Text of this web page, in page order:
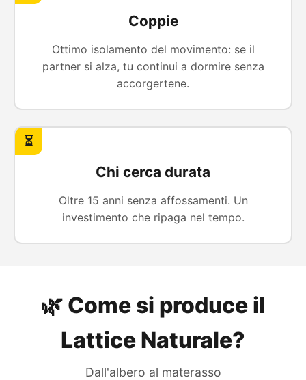
Coppie
Ottimo isolamento del movimento: se il
partner si alza, tu continui a dormire senza
accorgertene.
⏳
Chi cerca durata
Oltre 15 anni senza affossamenti. Un
investimento che ripaga nel tempo.
🌿 Come si produce il
Lattice Naturale?
Dall'albero al materasso